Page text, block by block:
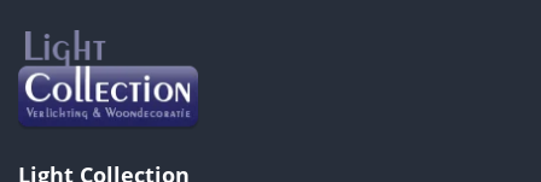
Light Collection